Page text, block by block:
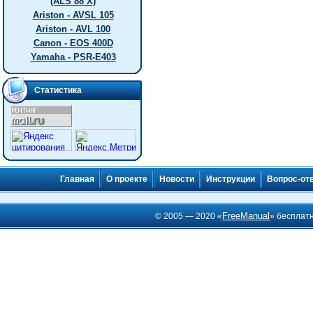
Ariston - AVSL 105
Ariston - AVL 100
Canon - EOS 400D
Yamaha - PSR-E403
Статистика
Главная О проекте Новости Инструкции Вопрос-
© 2005 — 2020 « FreeManual»